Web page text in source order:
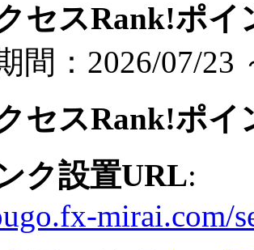
セスRank!ポイ
間：2026/07/23
セスRank!ポイ
ク設置URL:
mirai.com/